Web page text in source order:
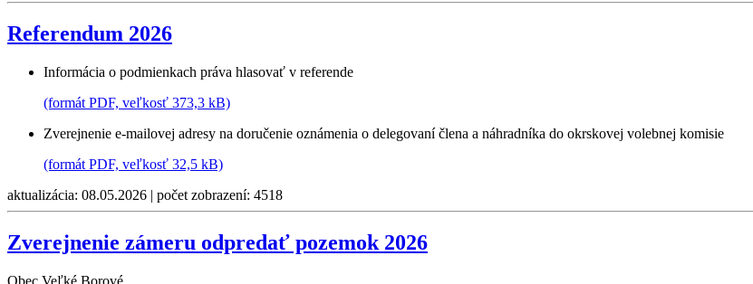
Referendum 2026
Informácia o podmienkach práva hlasovať v referende
(formát PDF, veľkosť 373,3 kB)
Zverejnenie e-mailovej adresy na doručenie oznámenia o delegovaní člena a náhradníka do okrskovej volebnej komisie
(formát PDF, veľkosť 32,5 kB)
aktualizácia: 08.05.2026 | počet zobrazení: 4518
Zverejnenie zámeru odpredať pozemok 2026
Obec Veľké Borové